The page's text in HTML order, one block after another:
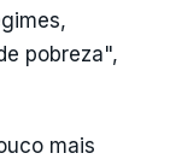
pobreza",
mais